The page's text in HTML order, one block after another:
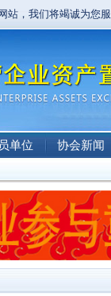
站，我们将竭诚为您
单位 协会新闻